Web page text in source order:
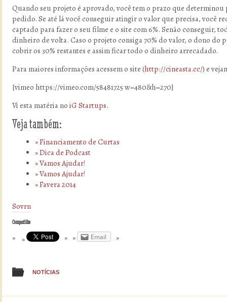
Quando seu projeto é aprovado, você tem o prazo que
pedido. Se até lá você conseguir atingir o valor que precisa, você
captado para fazer o seu filme e o site com 6%. Senão conseguir,
dinheiro de volta. Caso o projeto consiga 70% do valor, o dono do
cobrir os 30% restantes e assim ficar todo o dinheiro arrecadado.
Para maiores informações acessem o site (http://cineasta.cc/) e
[vimeo https://vimeo.com/58481725 w=480&h=270]
Vi esta matéria no iG Startups.
Veja também:
Financiamento de Curtas
Dica de Podcast
Vamos Ajudar!
Vamos Ajudar!
Favera 2014
Sovrn
Compartilhe
Email
NOTÍCIAS